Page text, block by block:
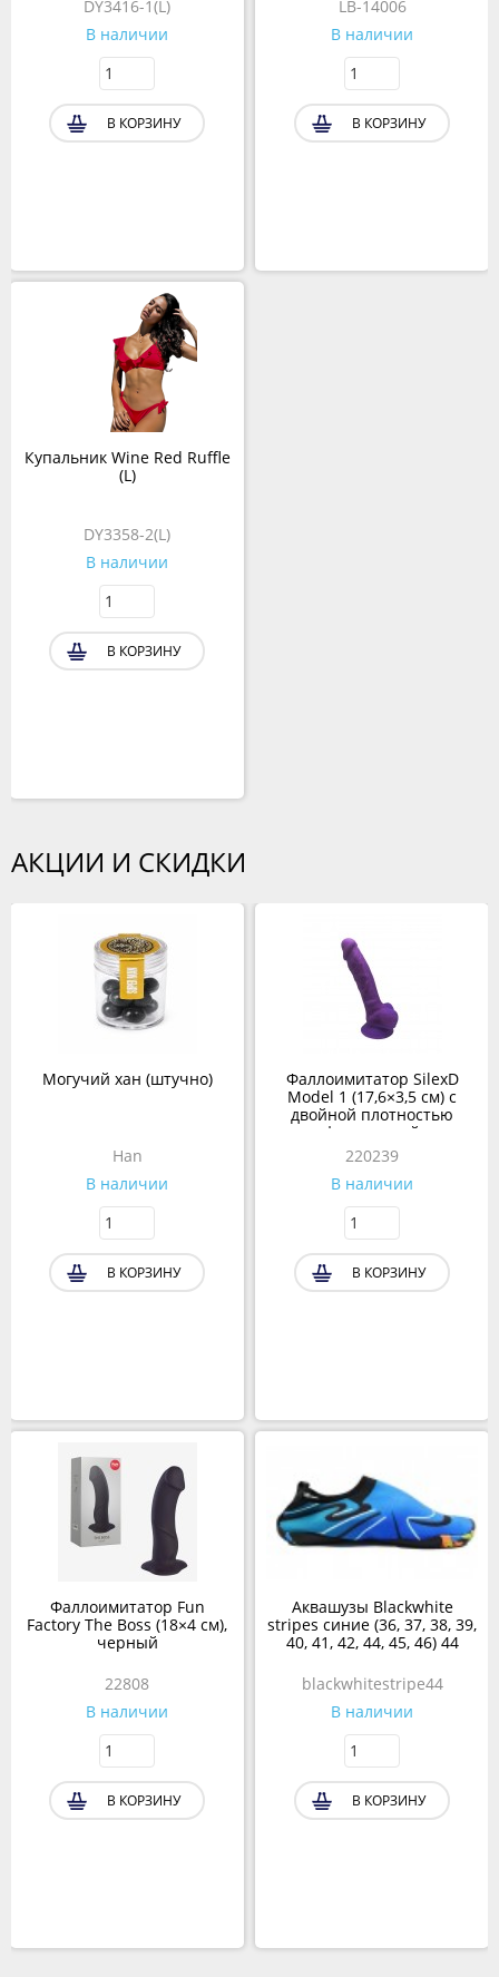
DY3416-1(L)
В наличии
В КОРЗИНУ
Купальник Wine Red Ruffle
(L)
DY3358-2(L)
В наличии
В КОРЗИНУ
LB-14006
В наличии
В КОРЗИНУ
АКЦИИ И СКИДКИ
Могучий хан (штучно)
Han
В наличии
В КОРЗИНУ
Фаллоимитатор Fun
Factory The Boss (18×4 см),
черный
22808
В наличии
В КОРЗИНУ
Фаллоимитатор SilexD
Model 1 (17,6×3,5 см) с
двойной плотностью
фиолетовый
220239
В наличии
В КОРЗИНУ
Аквашузы Blackwhite
stripes синие (36, 37, 38, 39,
40, 41, 42, 44, 45, 46) 44
blackwhitestripe44
В наличии
В КОРЗИНУ